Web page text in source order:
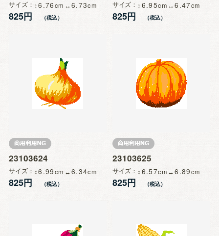
サイズ 6.76 6.73
825円
サイズ 6.95 6.47
825円
23103624
サイズ 6.99 6.34
825円
23103625
サイズ 6.57 6.89
825円